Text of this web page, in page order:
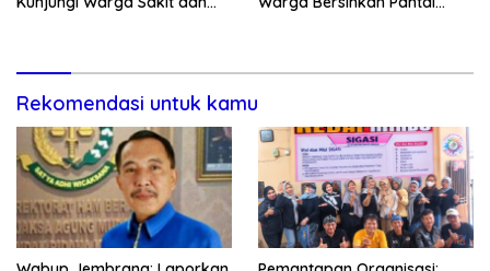
Rekomendasi untuk kamu